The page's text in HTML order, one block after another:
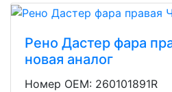
Рено Дастер фара
новая аналог
Номер OEM: 260101891R